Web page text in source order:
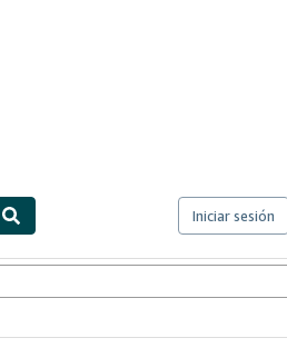
Iniciar sesión